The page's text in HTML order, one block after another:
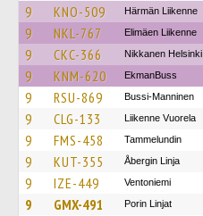
9 KNO-509 Härmän Liikenne
9 NKL-767 Elimäen Liikenne
9 CKC-366 Nikkanen Helsinki
9 KNM-620 EkmanBuss
9 RSU-869 Bussi-Manninen
9 CLG-133 Liikenne Vuorela
9 FMS-458 Tammelundin
9 KUT-355 Åbergin Linja
9 IZE-449 Ventoniemi
9 GMX-491 Porin Linjat